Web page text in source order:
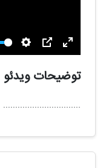
تنظیماتPIP تمام
توضیحات ویدئو
................................